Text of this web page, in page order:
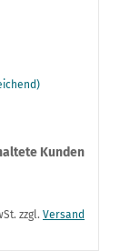
Kunden
zzgl. Versand